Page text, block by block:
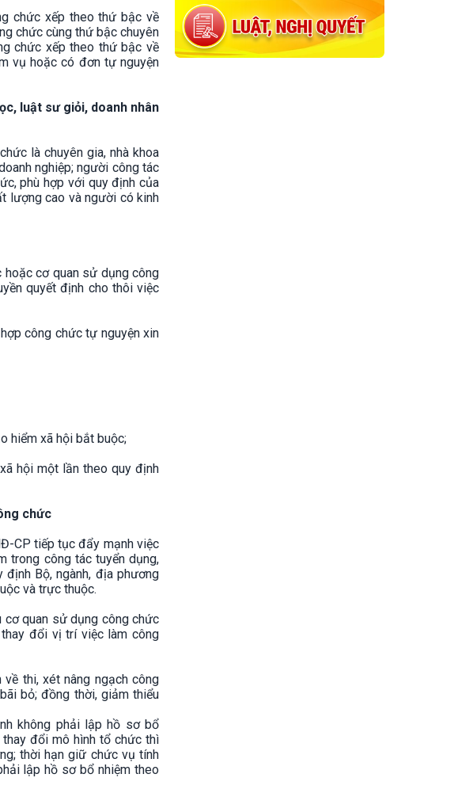
chức xếp theo thứ bậc về
chức cùng thứ bậc chuyên
chức xếp theo thứ bậc về
vụ hoặc có đơn tự nguyện
luật sư giỏi, doanh nhân
là chuyên gia, nhà khoa
nghiệp; người công tác
phù hợp với quy định của
lượng cao và người có kinh
cơ quan sử dụng công
quyết định cho thôi việc
công chức tự nguyện xin
hiểm xã hội bắt buộc;
hội một lần theo quy định
chức
CP tiếp tục đẩy mạnh việc
trong công tác tuyển dụng,
Bộ, ngành, địa phương
và trực thuộc.
cơ quan sử dụng công chức
đổi vị trí việc làm công
thi, xét nâng ngạch công
bỏ; đồng thời, giảm thiểu
không phải lập hồ sơ bổ
đổi mô hình tổ chức thì
thời hạn giữ chức vụ tính
lập hồ sơ bổ nhiệm theo